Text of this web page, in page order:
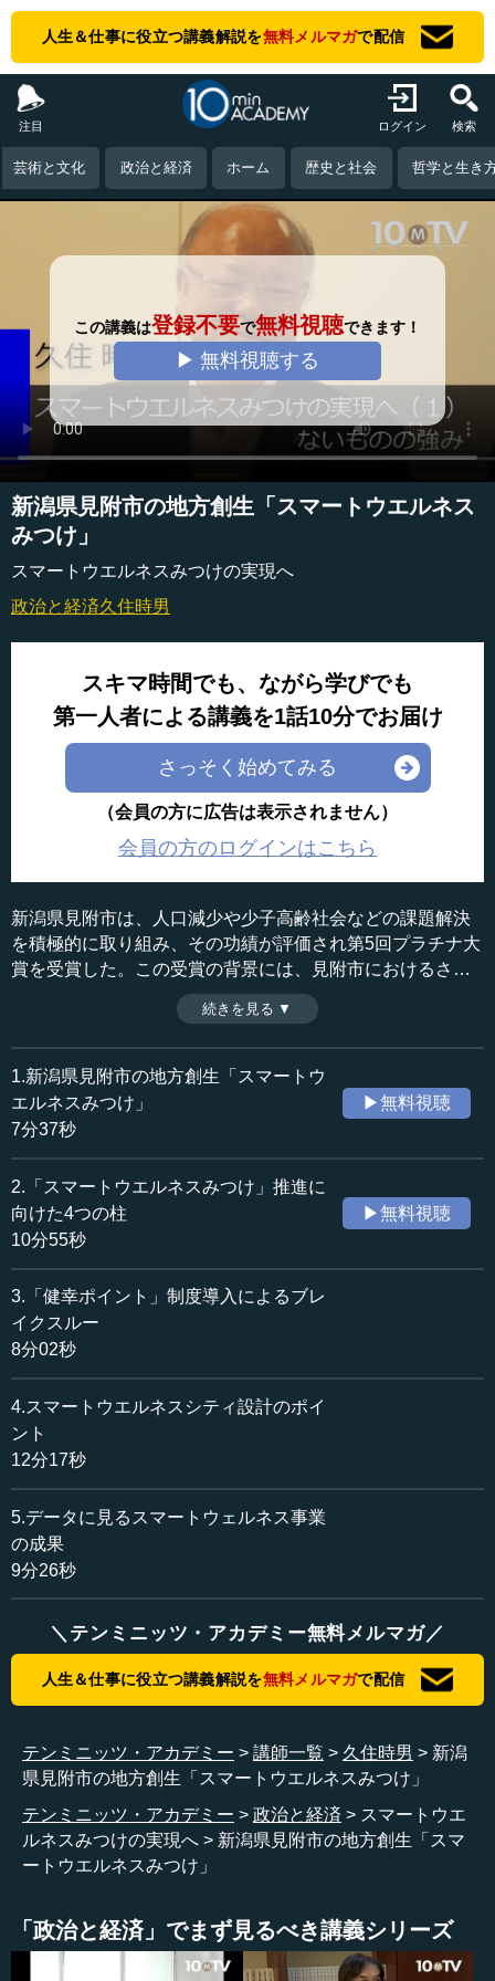
人生＆仕事に役立つ講義解説を無料メルマガで配信
注目 ログイン 検索
芸術と文化 政治と経済 ホーム 歴史と社会 哲学と生き
この講義は登録不要で無料視聴できます！
▶ 無料視聴する
新潟県見附市の地方創生「スマートウエルネス
みつけ」
スマートウエルネスみつけの実現へ
政治と経済久住時男
スキマ時間でも、ながら学びでも
第一人者による講義を1話10分でお届け
さっそく始めてみる
（会員の方に広告は表示されません）
会員の方のログインはこちら
新潟県見附市は、人口減少や少子高齢社会などの課題解決
を積極的に取り組み、その功績が評価され第5回プラチナ大
賞を受賞した。この受賞の背景には、見附市におけるさま
ざまな試みがあるという。新潟県見附市長の久住時男氏が
解説する。（全5話中第1話）
収録日：2018年7月4日
追加日：2018年12月21日
カテゴリー：
社会・福祉
≪全文≫
●新潟県見附市の再生のために立ち上がる
附市は、人口減少や少子高齢社会などの課題解決を図る取
り組みを表彰する、第5回プラチナ大賞（プラチナ構想ネッ
トワーク主催）の最高賞である大賞と総務大臣賞を頂きま
した。この大賞の名に耐え得るようなプレゼンテーション
ができるのか、そしてこのまちが本当に魅力を持っている
のかが多少不安ですが、今回は見附市のありようを実際に
見ていただき、さまざまな取り組みのための切り口とし
て、ご参考になるようなところがあればありがたいと思い
ます。
まず見附市の取り組みについてお伝えする前に、私のこ
たが、最初10年ほどカナダとアメリカで仕事をし、その
後、香港に2回に分けて6年半いました。最後はベトナムの
ハノイに2年半駐在し、そして51歳の時に日本に戻ってきま
日本に戻ってきたところ、ふるさとである見附市が大変
だと知りました。どうにもならない状況で、見附市に住ん
でいる人たちの発想では、これは乗り切れないとのこと。
そうした中で、見附市に縁があり少し違った発想をする人
間を探していたところ、「久住という男が面白い」という
私が働いていた会社は東京駅の近くだったのですが、東
京駅に呼び出され「見附市に戻ってきてほしい」と言われ
続きを見る ▼
1.新潟県見附市の地方創生「スマートウ
エルネスみつけ」
7分37秒
▶無料視聴
2.「スマートウエルネスみつけ」推進に
向けた4つの柱
10分55秒
▶無料視聴
3.「健幸ポイント」制度導入によるブレ
イクスルー
8分02秒
4.スマートウエルネスシティ設計のポイ
ント
12分17秒
5.データに見るスマートウェルネス事業
の成果
9分26秒
＼テンミニッツ・アカデミー無料メルマガ／
人生＆仕事に役立つ講義解説を無料メルマガで配信
テンミニッツ・アカデミー 講師一覧 久住時男
新潟
県見附市の地方創生「スマートウエルネスみつけ」
テンミニッツ・アカデミー
政治と経済
スマートウエ
ルネスみつけの実現へ
新潟県見附市の地方創生「スマ
ートウエルネスみつけ」
「政治と経済」でまず見るべき講義シリーズ